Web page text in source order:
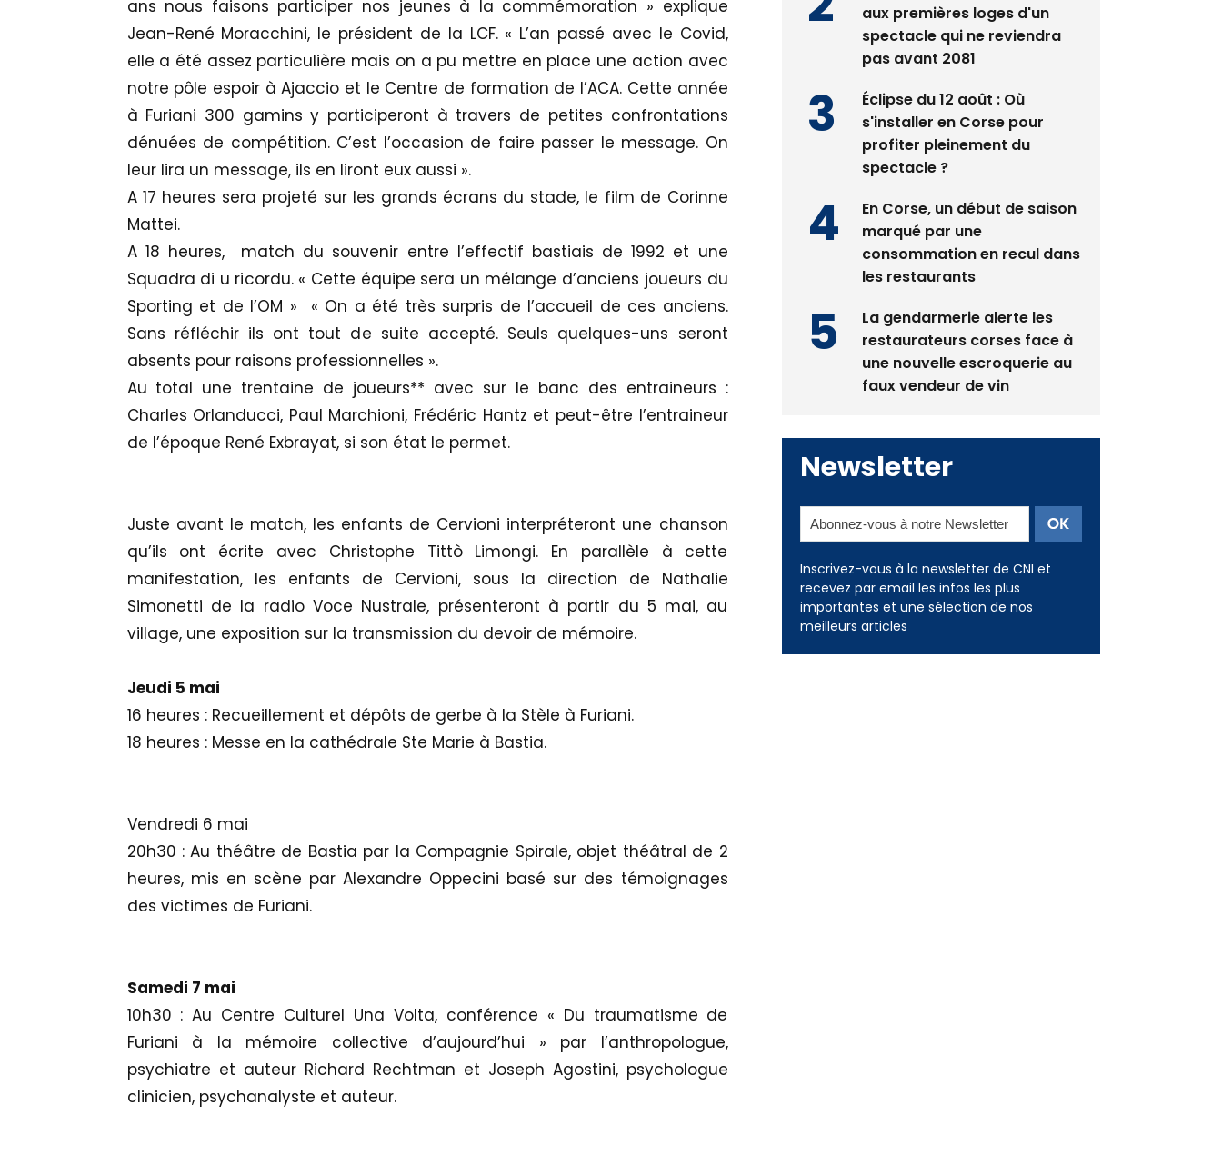
ans nous faisons participer nos jeunes à la commémoration » explique
Jean-René Moracchini, le président de la LCF. « L’an passé avec le Covid,
elle a été assez particulière mais on a pu mettre en place une action avec
notre pôle espoir à Ajaccio et le Centre de formation de l’ACA. Cette année
à Furiani 300 gamins y participeront à travers de petites confrontations
dénuées de compétition. C’est l’occasion de faire passer le message. On
leur lira un message, ils en liront eux aussi ».
A 17 heures sera projeté sur les grands écrans du stade, le film de Corinne
Mattei.
A 18 heures, match du souvenir entre l’effectif bastiais de 1992 et une
Squadra di u ricordu. « Cette équipe sera un mélange d’anciens joueurs du
Sporting et de l’OM » « On a été très surpris de l’accueil de ces anciens.
Sans réfléchir ils ont tout de suite accepté. Seuls quelques-uns seront
absents pour raisons professionnelles ».
Au total une trentaine de joueurs** avec sur le banc des entraineurs :
Charles Orlanducci, Paul Marchioni, Frédéric Hantz et peut-être l’entraineur
de l’époque René Exbrayat, si son état le permet.
Juste avant le match, les enfants de Cervioni interpréteront une chanson
qu’ils ont écrite avec Christophe Tittò Limongi. En parallèle à cette
manifestation, les enfants de Cervioni, sous la direction de Nathalie
Simonetti de la radio Voce Nustrale, présenteront à partir du 5 mai, au
village, une exposition sur la transmission du devoir de mémoire.
Jeudi 5 mai
16 heures : Recueillement et dépôts de gerbe à la Stèle à Furiani.
18 heures : Messe en la cathédrale Ste Marie à Bastia.
Vendredi 6 mai
20h30 : Au théâtre de Bastia par la Compagnie Spirale, objet théâtral de 2
heures, mis en scène par Alexandre Oppecini basé sur des témoignages
des victimes de Furiani.
Samedi 7 mai
10h30 : Au Centre Culturel Una Volta, conférence « Du traumatisme de
Furiani à la mémoire collective d’aujourd’hui » par l’anthropologue,
psychiatre et auteur Richard Rechtman et Joseph Agostini, psychologue
clinicien, psychanalyste et auteur.
aux premières loges d'un
spectacle qui ne reviendra
pas avant 2081
Éclipse du 12 août : Où
s'installer en Corse pour
profiter pleinement du
spectacle ?
En Corse, un début de saison
marqué par une
consommation en recul dans
les restaurants
La gendarmerie alerte les
restaurateurs corses face à
une nouvelle escroquerie au
faux vendeur de vin
Newsletter
Inscrivez-vous à la newsletter de CNI et
recevez par email les infos les plus
importantes et une sélection de nos
meilleurs articles